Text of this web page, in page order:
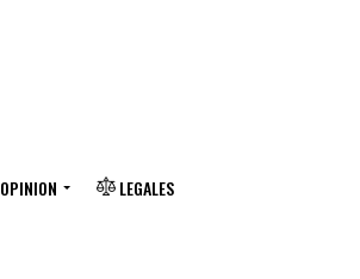
OPINION LEGALES